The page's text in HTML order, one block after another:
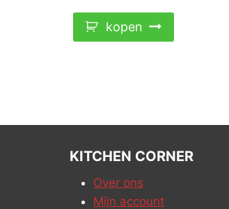
kopen
KITCHEN CORNER
Over ons
Mijn account